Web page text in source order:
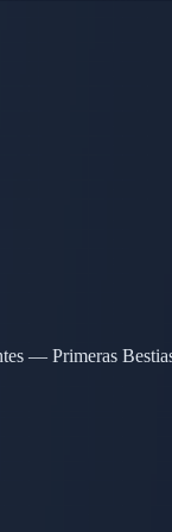
— Primeras